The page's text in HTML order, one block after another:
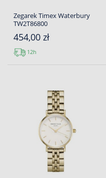
Zegarek Timex Waterbury
TW2T86800
454,00 zł
12h